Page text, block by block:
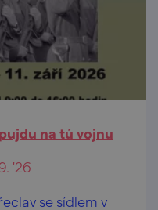
na tú vojnu
'26
se sídlem v